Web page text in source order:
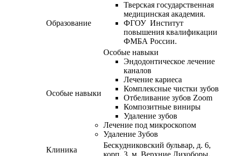
Образование
Тверская государственная
медицинская академия.
ФГОУ Институт
повышения квалификации
ФМБА России.
Особые навыки
Особые навыки
Эндодонтическое лечение
каналов
Лечение кариеса
Комплексные чистки зубов
Отбеливание зубов Zoom
Композитные виниры
Удаление зубов
Лечение под микроскопом
Удаление Зубов
Клиника
Бескудниковский бульвар, д. 6,